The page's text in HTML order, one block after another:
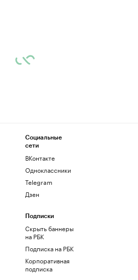
Социальные
сети
ВКонтакте
Одноклассники
Telegram
Дзен
Подписки
Скрыть баннеры
на РБК
Подписка на РБК
Корпоративная
подписка